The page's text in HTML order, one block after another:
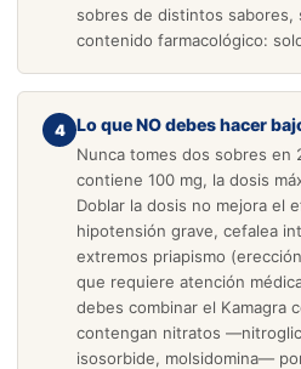
sobres de distintos
contenido farmacológico:
4 Lo que NO debes hacer
Nunca tomes dos sobres en
contiene 100 mg, la dosis
Doblar la dosis no mejora el
hipotensión grave, cefalea
extremos priapismo
que requiere atención
debes combinar el Kamagra
contengan nitratos
isosorbide, molsidomina—